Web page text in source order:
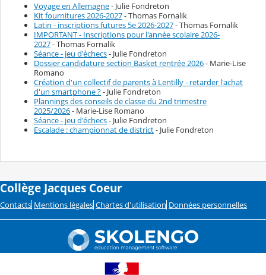
Voyage en Allemagne- Julie Fondreton
Kit fournitures 2026-2027- Thomas Fornalik
Latin - inscriptions futures 5e 2026-2027- Thomas Fornalik
IMPORTANT - Inscriptions pour l'année scolaire 2026-
2027- Thomas Fornalik
Séance - jeu d'échecs- Julie Fondreton
Dossier candidature section Basket rentrée 2026- Marie-Lise
Romano
Création d'un collectif de parents à Lentilly - retarder l'achat
d'un smartphone ?- Julie Fondreton
Plannings des conseils de classe du 2nd trimestre
2025/2026- Marie-Lise Romano
Séance - jeu d'échecs- Julie Fondreton
Escalade : championnat de district- Julie Fondreton
Collège Jacques Coeur
Contacts Mentions légales Chartes d'utilisation Données personnelles